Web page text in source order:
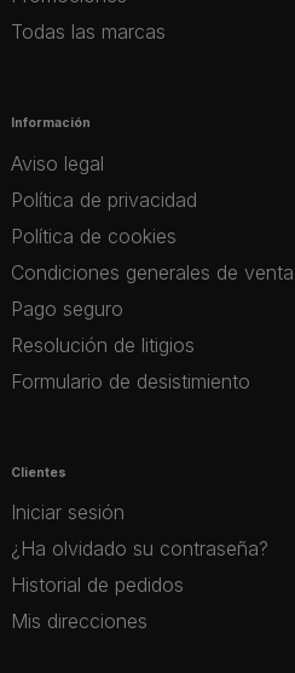
Todas las marcas
Información
Aviso legal
Política de privacidad
Política de cookies
Condiciones generales de venta
Pago seguro
Resolución de litigios
Formulario de desistimiento
Clientes
Iniciar sesión
¿Ha olvidado su contraseña?
Historial de pedidos
Mis direcciones